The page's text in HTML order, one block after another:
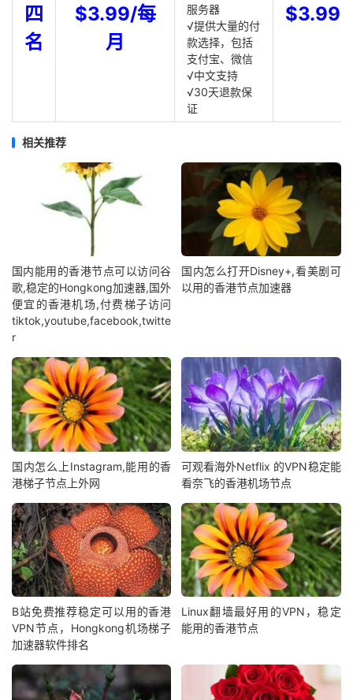
四
名
$3.99/每
月
服务器
√提供大量的付
款选择，包括
支付宝、微信
√中文支持
√30天退款保
证
$3.99
相关推荐
国内能用的香港节点可以访问谷
歌,稳定的Hongkong加速器,国外
便宜的香港机场,付费梯子访问
tiktok,youtube,facebook,twitte
r
国内怎么打开Disney+,看美剧可
以用的香港节点加速器
国内怎么上Instagram,能用的香
港梯子节点上外网
可观看海外Netflix 的VPN稳定能
看奈飞的香港机场节点
B站免费推荐稳定可以用的香港
VPN节点，Hongkong机场梯子
加速器软件排名
Linux翻墙最好用的VPN，稳定
能用的香港节点